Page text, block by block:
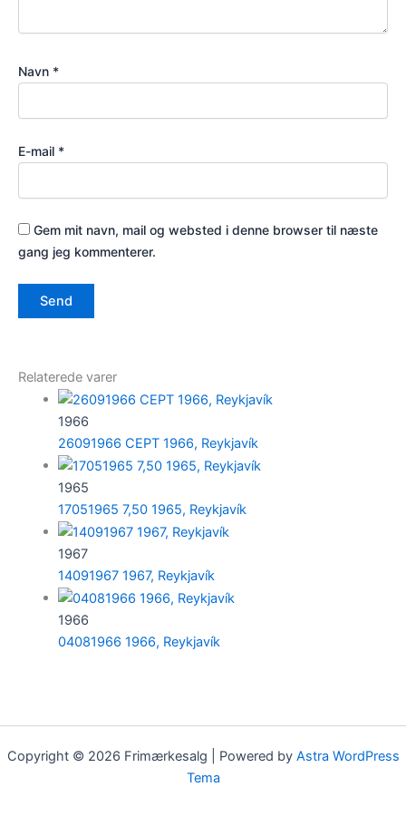
Navn *
E-mail *
Gem mit navn, mail og websted i denne browser til næste
gang jeg kommenterer.
Relaterede varer
1966
26091966 CEPT 1966, Reykjavík
1965
17051965 7,50 1965, Reykjavík
1967
14091967 1967, Reykjavík
1966
04081966 1966, Reykjavík
Copyright © 2026 Frimærkesalg | Powered by Astra WordPress
Tema